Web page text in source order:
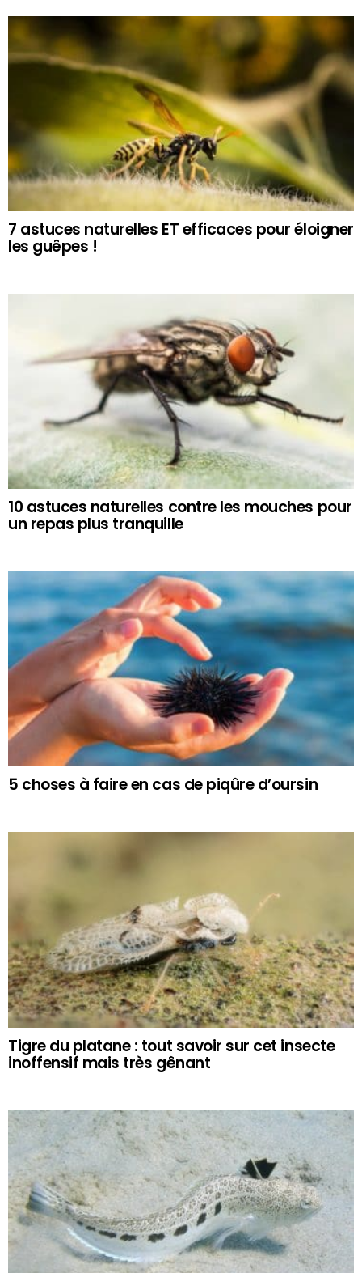
7 astuces naturelles ET efficaces pour éloigner
les guêpes !
10 astuces naturelles contre les mouches pour
un repas plus tranquille
5 choses à faire en cas de piqûre d’oursin
Tigre du platane : tout savoir sur cet insecte
inoffensif mais très gênant